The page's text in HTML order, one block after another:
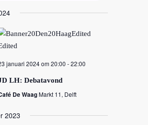
januari 2024 om 20:00 -22:00
LH: Debatavond
De WaagMarkt 11, Delft
2023